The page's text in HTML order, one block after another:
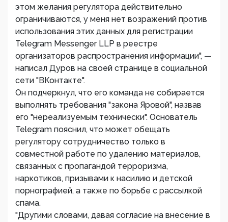
этом желания регулятора действительно
ограничиваются, у меня нет возражений против
использования этих данных для регистрации
Telegram Messenger LLP в реестре
организаторов распространения информации", —
написал Дуров на своей странице в социальной
сети "ВКонтакте".
Он подчеркнул, что его команда не собирается
выполнять требования "закона Яровой", назвав
его "нереализуемым технически". Основатель
Telegram пояснил, что может обещать
регулятору сотрудничество только в
совместной работе по удалению материалов,
связанных с пропагандой терроризма,
наркотиков, призывами к насилию и детской
порнографией, а также по борьбе с рассылкой
спама.
"Другими словами, давая согласие на внесение в